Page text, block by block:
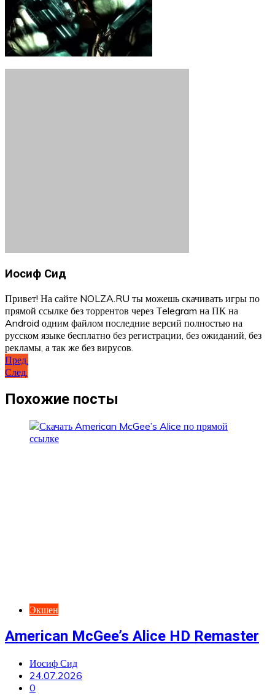
Иосиф Сид
Привет! На сайте NOLZA.RU ты можешь скачивать игры по
прямой ссылке без торрентов через Telegram на ПК на
Android одним файлом последние версий полностью на
русском языке бесплатно без регистрации, без ожиданий, без
рекламы, а так же без вирусов.
Навигация
по
записям
Пред.
След.
Похожие посты
Экшен
American McGee’s Alice HD Remaster
Иосиф Сид
24.07.2026
0